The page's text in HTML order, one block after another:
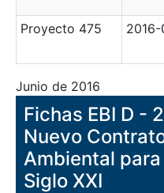
Proyecto 475 2016-
Junio de 2016
Fichas EBI D -
Nuevo
Ambiental
Siglo XXI